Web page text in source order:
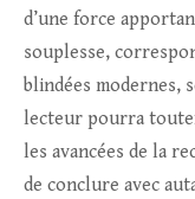
d’une force
souplesse,
blindées modernes,
lecteur pourra
les avancées de la
de conclure avec